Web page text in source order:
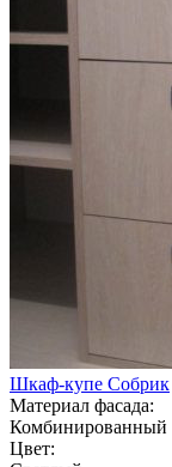
Шкаф-купе Собрик
Материал фасада:
Комбинированный
Цвет: